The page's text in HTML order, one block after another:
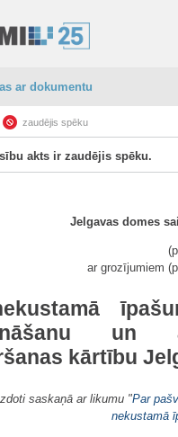
ar dokumentu
zaudējis spēku
akts ir zaudējis spēku.
Jelgavas domes s
ar grozījumiem
un
kārtību
saskaņā ar likumu "Par
nekustamā